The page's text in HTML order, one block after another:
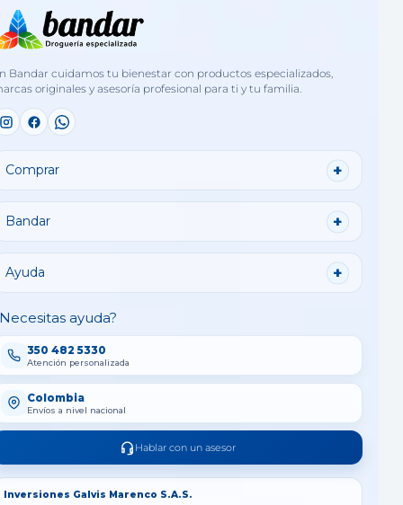
Bandar cuidamos tu bienestar con productos especializados,
originales y asesoría profesional para ti y tu familia.
Comprar
Bandar
Ayuda
ayuda?
350 482 5330
Atención personalizada
Colombia
Envíos a nivel nacional
Hablar con un asesor
Inversiones Galvis Marenco S.A.S.